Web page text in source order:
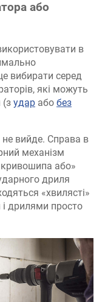
або
в
вибирати серед
які можуть
(з удар або без
вийде. Справа в
механізм
або»
дриля
«хвилясті»
дрилями просто